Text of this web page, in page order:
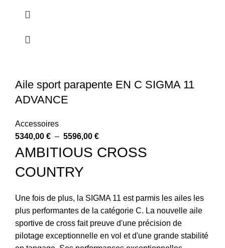
Aile sport parapente EN C SIGMA 11
ADVANCE
Accessoires
5340,00 € – 5596,00 €
AMBITIOUS CROSS
COUNTRY
Une fois de plus, la SIGMA 11 est parmis les ailes les
plus performantes de la catégorie C. La nouvelle aile
sportive de cross fait preuve d'une précision de
pilotage exceptionnelle en vol et d'une grande stabilité